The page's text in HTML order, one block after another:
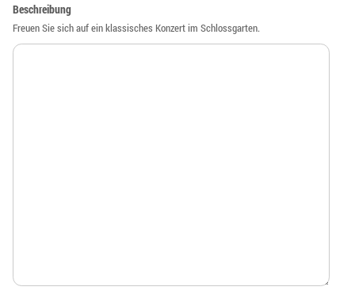
Beschreibung
Freuen Sie sich auf ein klassisches Konzert im Schlossgarten.